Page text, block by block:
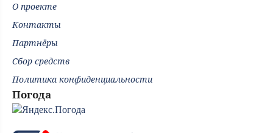
О проекте
Контакты
Партнёры
Сбор средств
Политика конфиденциальности
Погода